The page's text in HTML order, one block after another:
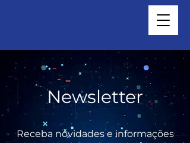
Newsletter
Receba novidades e informações